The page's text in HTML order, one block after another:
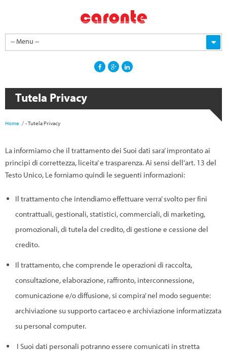
-- Menu --
Tutela Privacy
Home -Tutela Privacy
La informiamo che il trattamento dei Suoi dati sara’ improntato ai
principi di correttezza, liceita’ e trasparenza. Ai sensi dell’art. 13 del
Testo Unico, Le forniamo quindi le seguenti informazioni:
Il trattamento che intendiamo effettuare verra’ svolto per fini
contrattuali, gestionali, statistici, commerciali, di marketing,
promozionali, di tutela del credito, di gestione e cessione del
credito.
Il trattamento, che comprende le operazioni di raccolta,
consultazione, elaborazione, raffronto, interconnessione,
comunicazione e/o diffusione, si compira’ nel modo seguente:
archiviazione su supporto cartaceo e archiviazione informatizzata
su personal computer.
I Suoi dati personali potranno essere comunicati in stretta